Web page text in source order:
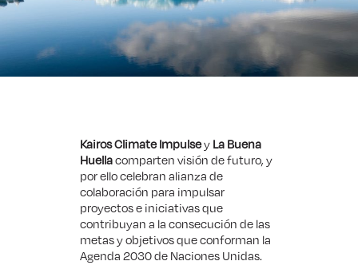
Kairos Climate ImpulseyLa Buena
Huellacomparten visión de futuro, y
por ello celebran alianza de
colaboración para impulsar
proyectos e iniciativas que
contribuyan a la consecución de las
metas y objetivos que conforman la
Agenda 2030 de Naciones Unidas.